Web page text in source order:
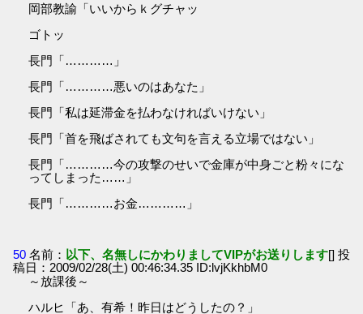
岡部教諭「いいからｋグチャッ
ゴトッ
長門「…………」
長門「…………悪いのはあなた」
長門「私は延滞金を払わなければいけない」
長門「首を飛ばされても文句を言える立場ではない」
長門「…………今の攻撃のせいで金庫が中身ごと粉々にな
ってしまった……」
長門「…………お金…………」
50 名前： 以下、名無しにかわりましてVIPがお送りします[] 投
稿日：2009/02/28(土) 00:46:34.35 ID:lvjKkhbM0
～放課後～
ハルヒ「あ、有希！昨日はどうしたの？」